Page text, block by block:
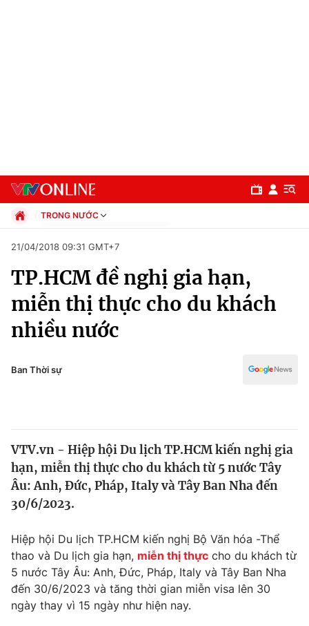
Chuyên mục
Chính trị
Thế giới
Tin tức
Câu chuyện quốc tế
Kinh tế
Tài chính
Thị trường
Góc doanh nghiệp
Dữ liệu và đời sống
Truyền hình
TRONG NƯỚC
Xã hội
Pháp luật
Thể thao
Truyền hình
Đời sống
21/04/2018 09:31 GMT+7
TP.HCM đề nghị gia hạn,
miễn thị thực cho du khách
nhiều nước
Ban Thời sự
VTV.vn - Hiệp hội Du lịch TP.HCM kiến nghị gia
hạn, miễn thị thực cho du khách từ 5 nước Tây
Âu: Anh, Đức, Pháp, Italy và Tây Ban Nha đến
30/6/2023.
Hiệp hội Du lịch TP.HCM kiến nghị Bộ Văn hóa -Thể
thao và Du lịch gia hạn, miễn thị thực cho du khách từ
5 nước Tây Âu: Anh, Đức, Pháp, Italy và Tây Ban Nha
đến 30/6/2023 và tăng thời gian miễn visa lên 30
ngày thay vì 15 ngày như hiện nay.